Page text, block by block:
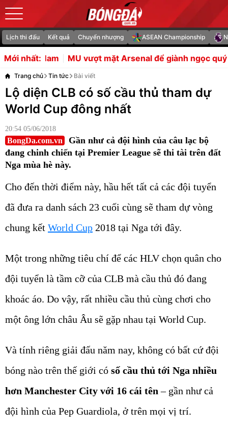
Lịch thi đấu Kết quả Chuyển nhượng ASEAN Championship
Mới nhất:
vượt mặt Arsenal để giành ngọc quý Leicester Rượt
Trang chủ Tin tức Bài viết
Lộ diện CLB có số cầu thủ tham dự
World Cup đông nhất
20:54 05/06/2018
BongDa.com.vn
Gần như cả đội hình của câu lạc bộ
đang chinh chiến tại Premier League sẽ thi tài trên đất
Nga mùa hè này.
Cho đến thời điểm này, hầu hết tất cả các đội tuyển
đã đưa ra danh sách 23 cuối cùng sẽ tham dự vòng
chung kết World Cup 2018 tại Nga tới đây.
Một trong những tiêu chí để các HLV chọn quân cho
đội tuyển là tầm cỡ của CLB mà cầu thủ đó đang
khoác áo. Do vậy, rất nhiều cầu thủ cùng chơi cho
một ông lớn châu Âu sẽ gặp nhau tại World Cup.
Và tính riêng giải đấu năm nay, không có bất cứ đội
bóng nào trên thế giới có số cầu thủ tới Nga nhiều
hơn Manchester City với 16 cái tên – gần như cả
đội hình của Pep Guardiola, ở trên mọi vị trí.